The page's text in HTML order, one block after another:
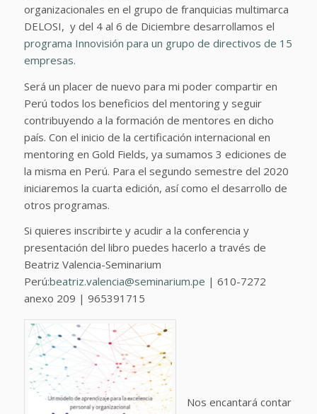
organizacionales en el grupo de franquicias multimarca
DELOSI, y del 4 al 6 de Diciembre desarrollamos el
programa Innovisión para un grupo de directivos de 15
empresas.
Será un placer de nuevo para mi poder compartir en
Perú todos los beneficios del mentoring y seguir
contribuyendo a la formación de mentores en dicho
país. Con el inicio de la certificación internacional en
mentoring en Gold Fields, ya sumamos 3 ediciones de
la misma en Perú. Para el segundo semestre del 2020
iniciaremos la cuarta edición, así como el desarrollo de
otros programas.
Si quieres inscribirte y acudir a la conferencia y
presentación del libro puedes hacerlo a través de
Beatriz Valencia-Seminarium
Perú:beatriz.valencia@seminarium.pe | 610-7272
anexo 209 | 965391715
Nos encantará contar